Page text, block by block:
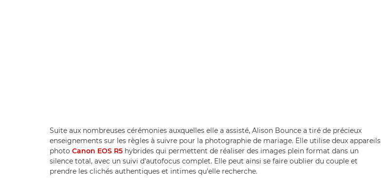
Suite aux nombreuses cérémonies auxquelles elle a assisté, Alison Bounce a tiré de précieux
enseignements sur les règles à suivre pour la photographie de mariage. Elle utilise deux appareils
photo Canon EOS R5 hybrides qui permettent de réaliser des images plein format dans un
silence total, avec un suivi d'autofocus complet. Elle peut ainsi se faire oublier du couple et
prendre les clichés authentiques et intimes qu'elle recherche.